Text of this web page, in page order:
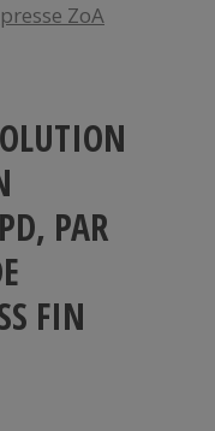
ZoA
PAR
FIN